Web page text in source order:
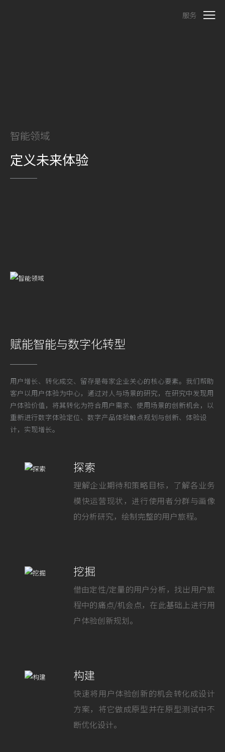
服务
智能领域
定义未来体验
赋能智能与数字化转型
用户增长、转化成交、留存是每家企业关心的核心要素。 我们帮助
客户以用户体验为中心，通过对人与场景的研究， 在研究中发现用
户体验价值，将其转化为符合用户需求、使用场景的创新机会，以
重新进行数字体验定位、数字产品体验触点规划与创新、体验设
计，实现增长。
探索
理解企业期待和策略目标，了解各业务
模快运营现状，进行使用者分群与画像
的分析研究，绘制完整的用户旅程。
挖掘
借由定性/定量的用户分析，找出用户旅
程中的痛点/机会点，在此基础上进⾏用
户体验创新规划。
构建
快速将用户体验创新的机会转化成设计
方案，将它做成原型并在原型测试中不
断优化设计。